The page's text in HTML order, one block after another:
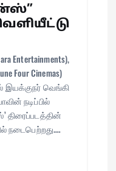
Entertainments),
Four Cinemas)
இயக்குநர் வெங்கி
நடிப்பில்
திரைப்படத்தின்
நடைபெற்றது.…